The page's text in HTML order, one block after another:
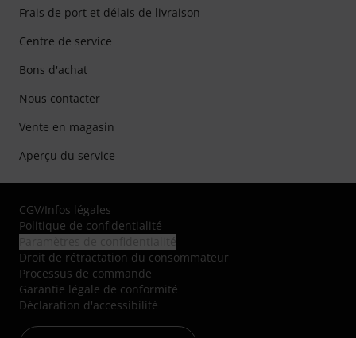
Frais de port et délais de livraison
Centre de service
Bons d'achat
Nous contacter
Vente en magasin
Aperçu du service
CGV/Infos légales
Politique de confidentialité
Droit de rétractation du consommateur
Processus de commande
Garantie légale de conformité
Déclaration d'accessibilité